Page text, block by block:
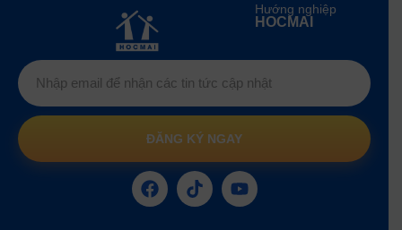
Hướng nghiệp
HOCMAI
ĐĂNG KÝ NGAY